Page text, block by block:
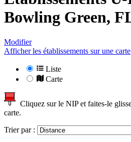
Bowling Green,
Modifier
Afficher les établissements sur une carte
Liste
Carte
Cliquez sur le NIP et faites-le
carte.
Trier par :